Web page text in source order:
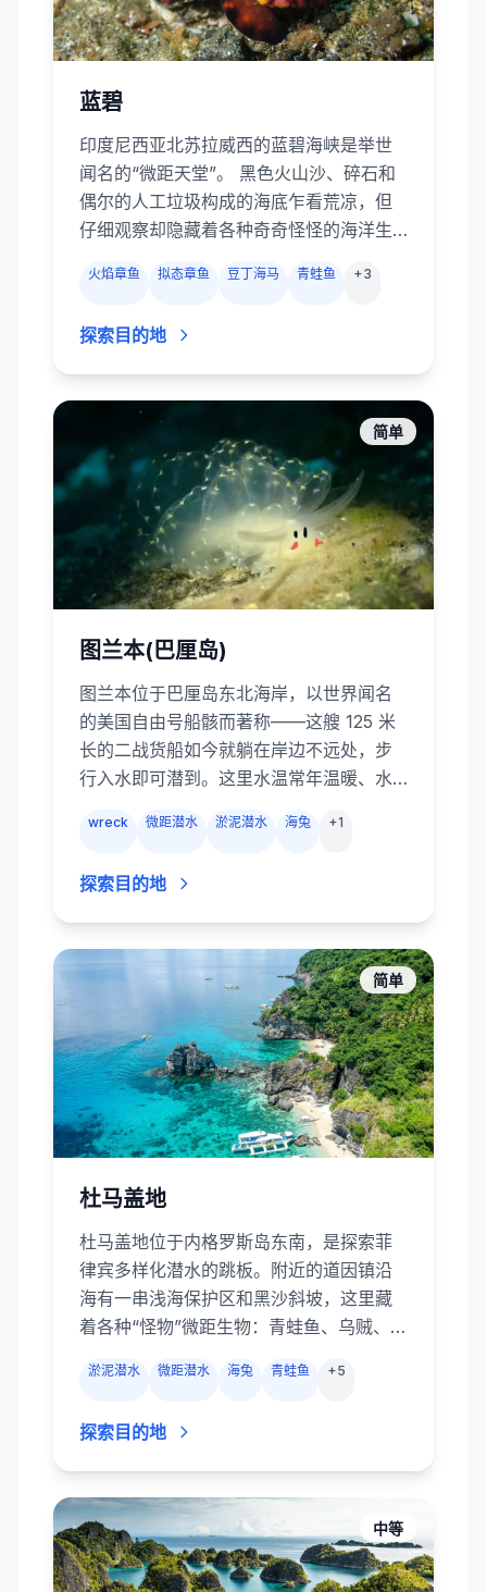
蓝碧
印度尼西亚北苏拉威西的蓝碧海峡是举世
闻名的“微距天堂”。 黑色火山沙、碎石和
偶尔的人工垃圾构成的海底乍看荒凉，但
仔细观察却隐藏着各种奇奇怪怪的海洋生
章鱼和蓝环章鱼、华丽的幽灵海龙、小小
蝓。 大多数潜点水浅且几乎无流，非常适
合微距摄影爱好者。除了偶尔几处色彩艳
丽的珊瑚礁外，蓝碧的精髓就是在黑沙中
火焰章鱼 拟态章鱼 豆丁海马 青蛙鱼 +3
探索目的地
简单
图兰本(巴厘岛)
图兰本位于巴厘岛东北海岸，以世界闻名
的美国自由号船骸而著称——这艘 125 米
长的二战货船如今就躺在岸边不远处，步
行入水即可潜到。这里水温常年温暖、水
水，新手老鸟都能轻松享受潜水乐趣。除
园、黑沙微距潜点和壮观的火山岩壁。喜
欢微距的潜水员可以找到海蛞蝓、幽灵海
龙、拟态章鱼和豆丁海马，喜欢“大货”的则
有成群的竹鲷、隆头鹦哥鱼和偶尔出没的
礁鲨。沿着十几公里的海岸线布满多样的
潜点，让你无需乘船远行就能体验世界级
沉船与微距潜水。
wreck 微距潜水 淤泥潜水 海兔 +1
探索目的地
简单
杜马盖地
杜马盖地位于内格罗斯岛东南，是探索菲
律宾多样化潜水的跳板。附近的道因镇沿
海有一串浅海保护区和黑沙斜坡，这里藏
着各种“怪物”微距生物：青蛙鱼、乌贼、拟
等。人工轮胎和金字塔人工礁为海洋生物
壮观的硬软珊瑚墙和平台，常有成群的杰
克、海狼和悠游的绿海龟。还可以安排奥
斯洛布鲸鲨或白沙市海豚观赏日游，甚至
前往邻岛锡基霍尔岛，杜马盖地完美结合
了黑沙微距与经典珊瑚礁潜水。
淤泥潜水 微距潜水 海兔 青蛙鱼 +5
探索目的地
中等